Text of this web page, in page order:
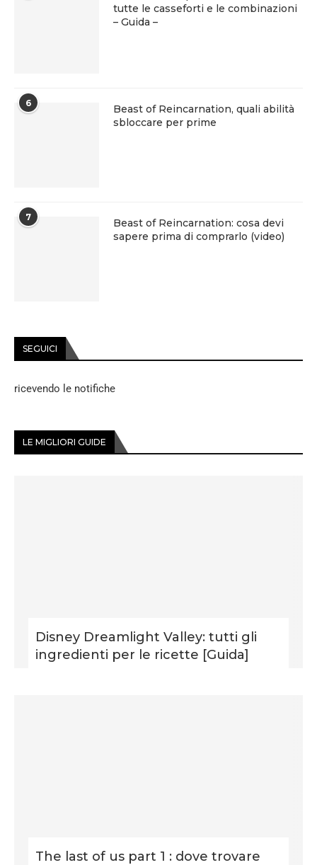
tutte le casseforti e le combinazioni
– Guida –
6
Beast of Reincarnation, quali abilità
sbloccare per prime
7
Beast of Reincarnation: cosa devi
sapere prima di comprarlo (video)
SEGUICI
ricevendo le notifiche
LE MIGLIORI GUIDE
Disney Dreamlight Valley: tutti gli
ingredienti per le ricette [Guida]
The last of us part 1 : dove trovare